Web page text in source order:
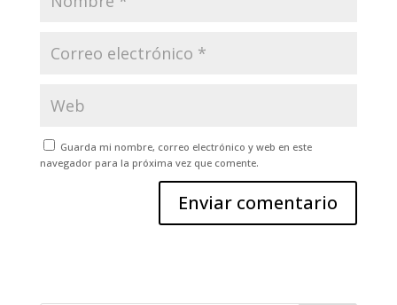
Guarda mi nombre, correo electrónico y web en este
navegador para la próxima vez que comente.